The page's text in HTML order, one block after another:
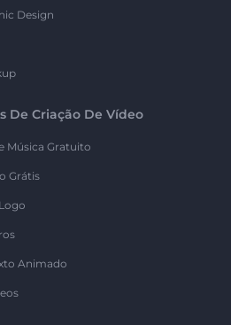
Design
De Criação De Vídeo
Música Gratuito
Grátis
Animado